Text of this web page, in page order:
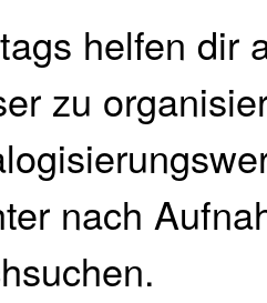
helfen dir
zu
nach